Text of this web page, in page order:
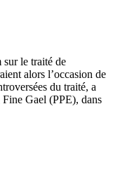
sur le traité de
alors l’occasion de
du traité, a
Gael (PPE), dans